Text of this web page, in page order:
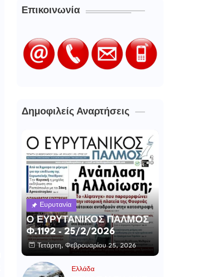
Επικοινωνία
Δημοφιλείς Αναρτήσεις
Ευρυτανία
Ο ΕΥΡΥΤΑΝΙΚΟΣ ΠΑΛΜΟΣ
Φ.1192 - 25/2/2026
Τετάρτη, Φεβρουαρίου 25, 2026
Ελλάδα